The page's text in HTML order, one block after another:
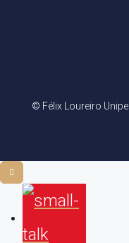
© Félix Loureiro